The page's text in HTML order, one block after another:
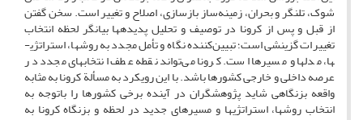
شوک، تلنگر و بحران، زمینه‌ساز بازسازی، اصلاح و تغییر است. سخن گفتن
از قبل و پس از کرونا در توصیف و تحلیل پدیده­ها بیانگر لحظه انتخاب
تغییرات گزینشی است؛ تبیین‌کننده نگاه و تأمل مجدد به روش­ها، استراتژی­
ها، مدل­ها و مسیرها است. کرونا می‌تواند نقطه عطف انتخاب­های مجدد در
عرصه داخلی و خارجی کشورها باشد. با این رویکرد به مسألة کرونا به مثابه
واقعه بزنگاهی شاید پژوهشگران در آینده برخی کشورها را باتوجه به
انتخاب روش­ها، استراتژی­ها و مسیرهای جدید در لحظه و بزنگاه کرونا به